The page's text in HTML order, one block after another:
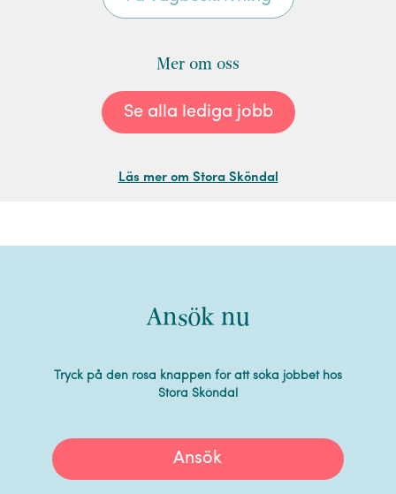
Mer om oss
Se alla lediga jobb
Läs mer om Stora Sköndal
Ansök nu
Tryck på den rosa knappen för att söka jobbet hos
Stora Sköndal
Ansök